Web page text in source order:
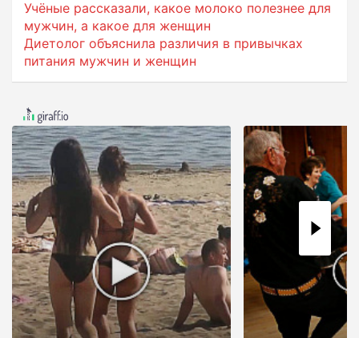
Учёные рассказали, какое молоко полезнее для
мужчин, а какое для женщин
Диетолог объяснила различия в привычках
питания мужчин и женщин